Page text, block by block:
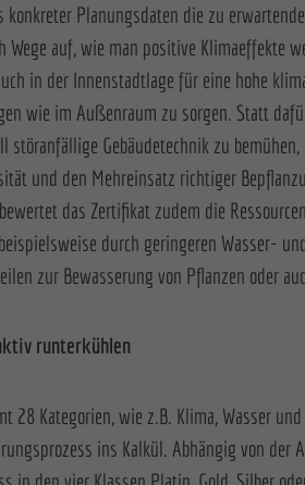
konkreter Planungsdaten die zu
Wege auf, wie man positive Klimaeffekte
in der Innenstadtlage für eine hohe
wie im Außenraum zu sorgen. Statt
störanfällige Gebäudetechnik zu
und den Mehreinsatz richtiger
das Zertifikat zudem die
durch geringeren Wasser-
zur Bewasserung von Pflanzen oder
runterkühlen
28 Kategorien, wie z.B. Klima, Wasser
ins Kalkül. Abhängig von der